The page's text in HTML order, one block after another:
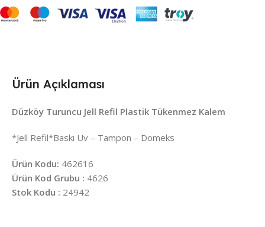
Ürün Açıklaması
Düzköy Turuncu Jell Refil Plastik Tükenmez Kalem
*Jell Refil*Baskı Uv – Tampon – Domeks
Ürün Kodu: 462616
Ürün Kod Grubu : 4626
Stok Kodu : 24942